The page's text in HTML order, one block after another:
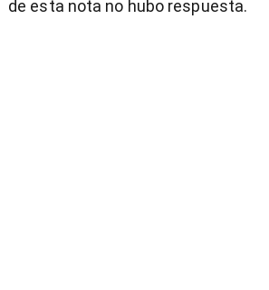
de esta nota no hubo respuesta.